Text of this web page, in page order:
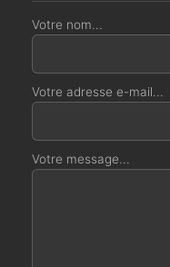
Votre nom...
Votre adresse e-mail...
Votre message...